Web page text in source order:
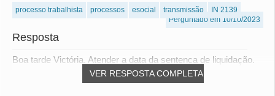
processo trabalhista processos esocial transmissão
IN 2139
Perguntado em 10/10/2023
Resposta
VER RESPOSTA COMPLETA
Boa tarde Victória. Atender a data da sentença de liquidação.